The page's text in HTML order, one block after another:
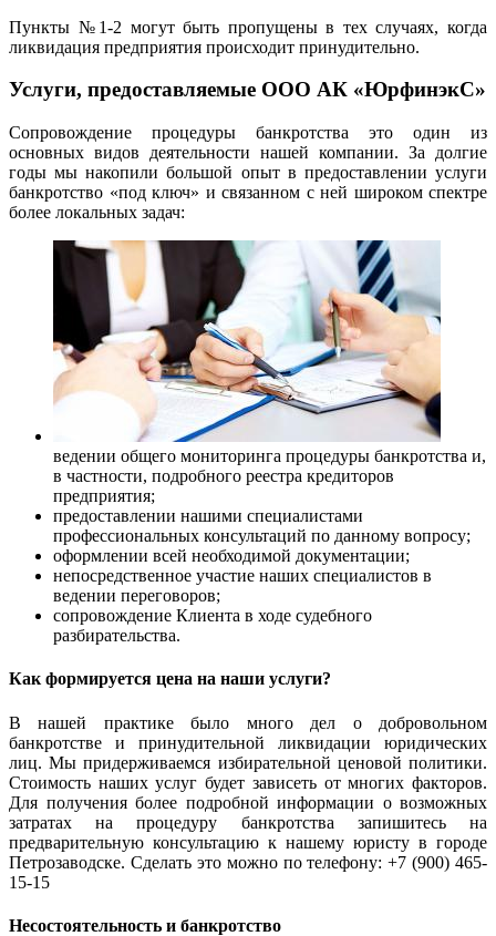
Пункты №1-2 могут быть пропущены в тех случаях, когда
ликвидация предприятия происходит принудительно.
Услуги, предоставляемые ООО АК «ЮрфинэкС»
Сопровождение процедуры банкротства это один из
основных видов деятельности нашей компании. За долгие
годы мы накопили большой опыт в предоставлении услуги
банкротство «под ключ» и связанном с ней широком спектре
более локальных задач:
ведении общего мониторинга процедуры банкротства и,
в частности, подробного реестра кредиторов
предприятия;
предоставлении нашими специалистами
профессиональных консультаций по данному вопросу;
оформлении всей необходимой документации;
непосредственное участие наших специалистов в
ведении переговоров;
сопровождение Клиента в ходе судебного
разбирательства.
Как формируется цена на наши услуги?
В нашей практике было много дел о добровольном
банкротстве и принудительной ликвидации юридических
лиц. Мы придерживаемся избирательной ценовой политики.
Стоимость наших услуг будет зависеть от многих факторов.
Для получения более подробной информации о возможных
затратах на процедуру банкротства запишитесь на
предварительную консультацию к нашему юристу в городе
Петрозаводске. Сделать это можно по телефону: +7 (900) 465-
15-15
Несостоятельность и банкротство